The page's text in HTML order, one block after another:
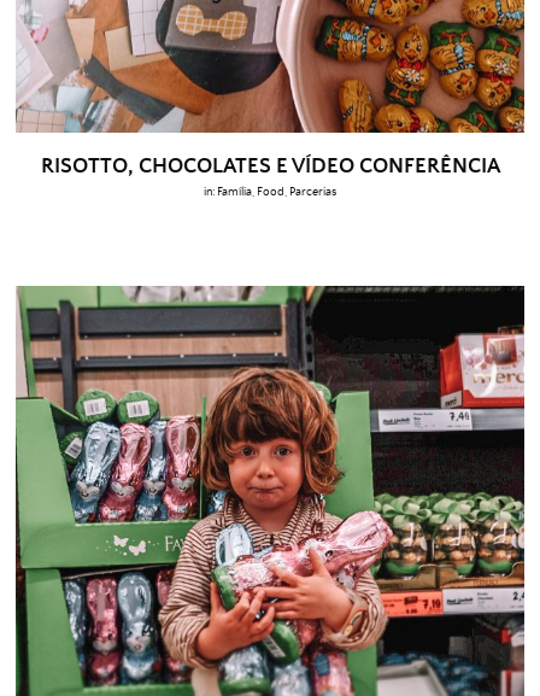
RISOTTO, CHOCOLATES E VÍDEO CONFERÊNCIA
in: Família Food Parcerias